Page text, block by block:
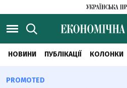
НОВИНИ ПУБЛІКАЦІЇ КОЛОНКИ
PROMOTED